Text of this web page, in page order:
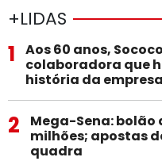
+LIDAS
1
Aos 60 anos,
colaboradora que
história da empresa
2
Mega-Sena: bolão
milhões; apostas
quadra